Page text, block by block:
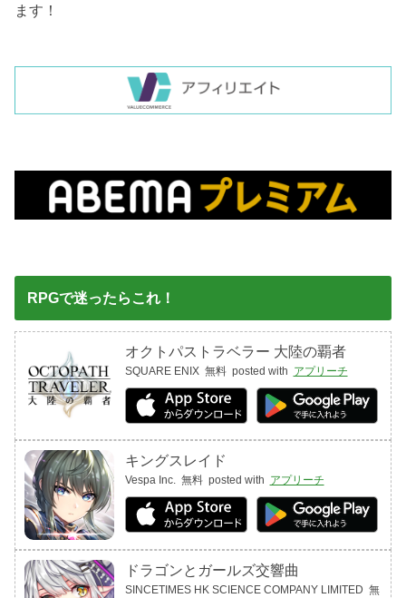
ます！
RPGで迷ったらこれ！
オクトパストラベラー 大陸の覇者
SQUARE ENIX 無料 posted with アプリーチ
キングスレイド
Vespa Inc. 無料 posted with アプリーチ
ドラゴンとガールズ交響曲
SINCETIMES HK SCIENCE COMPANY LIMITED 無